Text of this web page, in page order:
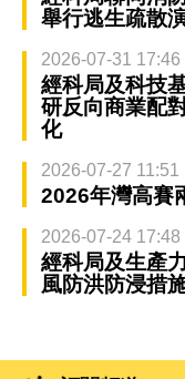
舉行逃生疏散
2026-07-31 17:46
經科局及科技
研反向商業配
化
2026-07-27 11:51
2026年灣高賽
2026-07-24 17:48
經科局及生產
風防洪防浸措